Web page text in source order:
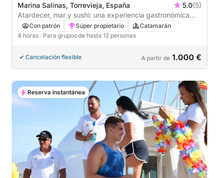
Marina Salinas, Torrevieja, España 5.0(5)
Atardecer, mar y sushi: una experiencia gastronómica
flotante en Torrevieja.
Con patrón Súper propietario
Catamarán
4 horas · Para grupos de hasta 12 personas
Cancelación flexible A partir de 1.000 €
Reserva instantánea